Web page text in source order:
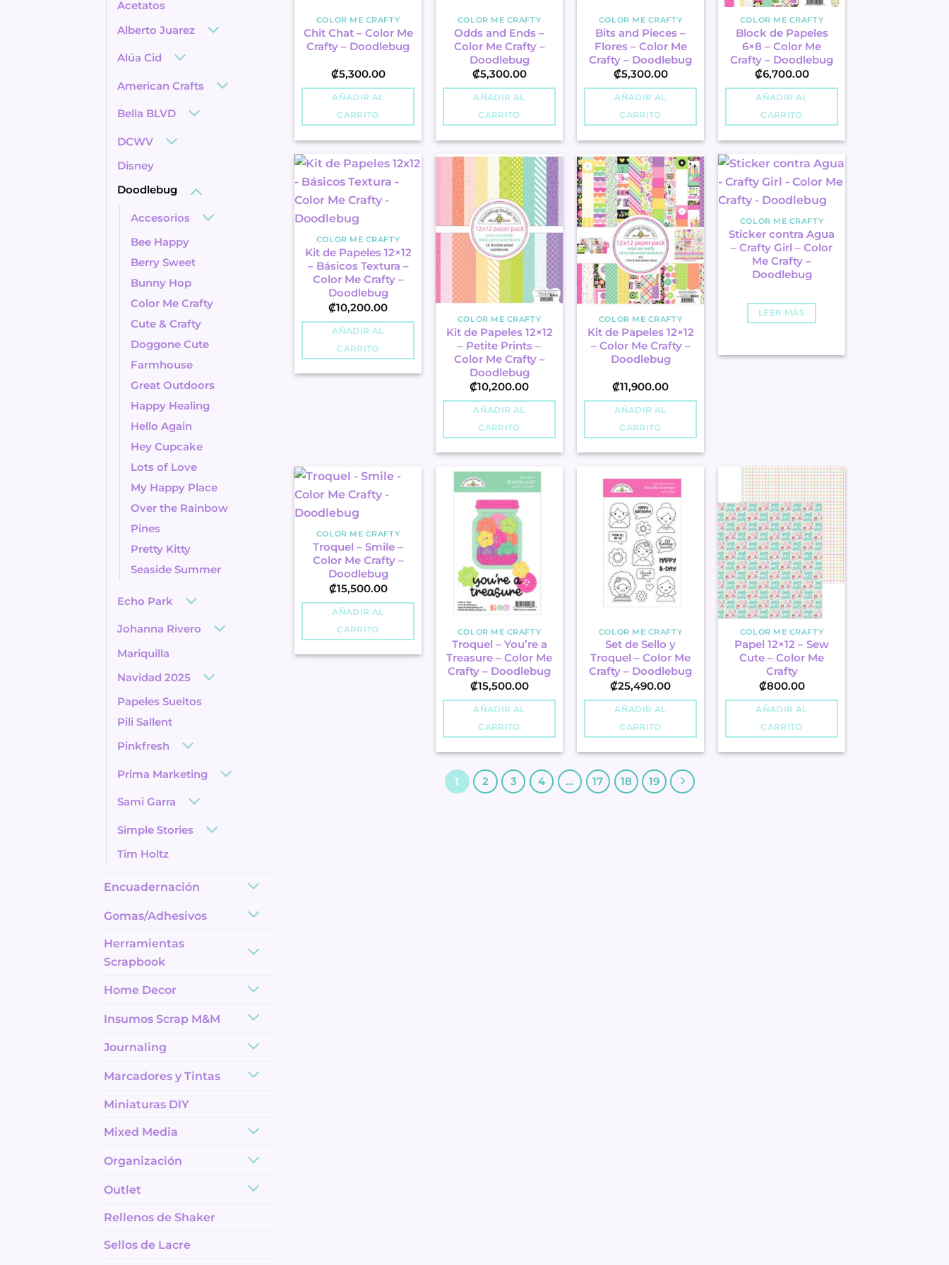
Acetatos
Alberto Juarez
Alúa Cid
American Crafts
Bella BLVD
DCWV
Disney
Doodlebug
Accesorios
Bee Happy
Berry Sweet
Bunny Hop
Color Me Crafty
Cute & Crafty
Doggone Cute
Farmhouse
Great Outdoors
Happy Healing
Hello Again
Hey Cupcake
Lots of Love
My Happy Place
Over the Rainbow
Pines
Pretty Kitty
Seaside Summer
Echo Park
Johanna Rivero
Mariquilla
Navidad 2025
Papeles Sueltos
Pili Sallent
Pinkfresh
Prima Marketing
Sami Garra
Simple Stories
Tim Holtz
Encuadernación
Gomas/Adhesivos
Herramientas
Scrapbook
Home Decor
Insumos Scrap M&M
Journaling
Marcadores y Tintas
Miniaturas DIY
Mixed Media
Organización
Outlet
Rellenos de Shaker
Sellos de Lacre
COLOR ME CRAFTY
Chit Chat – Color Me
Crafty – Doodlebug
₡5,300.00
AÑADIR AL
CARRITO
COLOR ME CRAFTY
Odds and Ends –
Color Me Crafty –
Doodlebug
₡5,300.00
AÑADIR AL
CARRITO
COLOR ME CRAFTY
Bits and Pieces –
Flores – Color Me
Crafty – Doodlebug
₡5,300.00
AÑADIR AL
CARRITO
COLOR ME CRAFTY
Block de Papeles
6×8 – Color Me
Crafty – Doodlebug
₡6,700.00
AÑADIR AL
CARRITO
COLOR ME CRAFTY
Kit de Papeles 12×12
– Básicos Textura –
Color Me Crafty –
Doodlebug
₡10,200.00
AÑADIR AL
CARRITO
COLOR ME CRAFTY
Kit de Papeles 12×12
– Petite Prints –
Color Me Crafty –
Doodlebug
₡10,200.00
AÑADIR AL
CARRITO
COLOR ME CRAFTY
Kit de Papeles 12×12
– Color Me Crafty –
Doodlebug
₡11,900.00
AÑADIR AL
CARRITO
COLOR ME CRAFTY
Sticker contra Agua
– Crafty Girl – Color
Me Crafty –
Doodlebug
LEER MÁS
COLOR ME CRAFTY
Troquel – Smile –
Color Me Crafty –
Doodlebug
₡15,500.00
AÑADIR AL
CARRITO
COLOR ME CRAFTY
Troquel – You’re a
Treasure – Color Me
Crafty – Doodlebug
₡15,500.00
AÑADIR AL
CARRITO
COLOR ME CRAFTY
Set de Sello y
Troquel – Color Me
Crafty – Doodlebug
₡25,490.00
AÑADIR AL
CARRITO
COLOR ME CRAFTY
Papel 12×12 – Sew
Cute – Color Me
Crafty
₡800.00
AÑADIR AL
CARRITO
1 2 3 4 … 17 18 19